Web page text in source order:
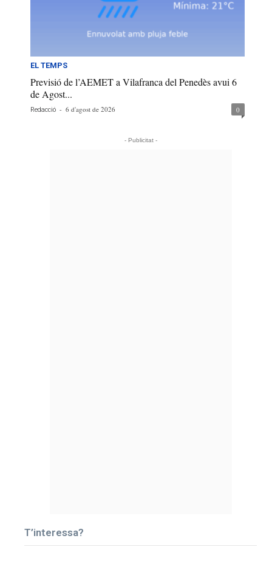
EL TEMPS
Previsió de l’AEMET a Vilafranca del Penedès avui 6
de Agost...
Redacció - 6 d'agost de 2026 0
- Publicitat -
T’interessa?